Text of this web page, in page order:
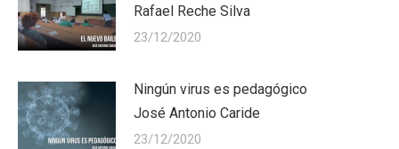
Rafael Reche Silva
23/12/2020
Ningún virus es pedagógico
José Antonio Caride
23/12/2020